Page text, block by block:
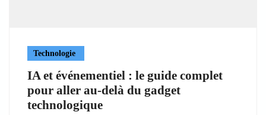
Technologie
IA et événementiel : le guide complet
pour aller au-delà du gadget
technologique